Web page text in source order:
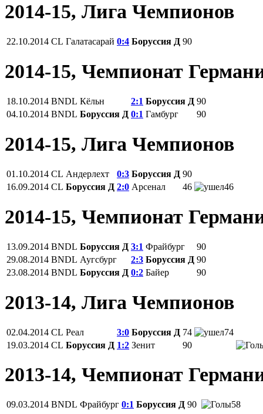
2014-15, Лига Чемпионов
22.10.2014 CL Галатасарай 0:4 Боруссия Д 90
2014-15, Чемпионат
18.10.2014 BNDL Кёльн 2:1 Боруссия Д 90
04.10.2014 BNDL Боруссия Д 0:1 Гамбург 90
2014-15, Лига Чемпионов
01.10.2014 CL Андерлехт 0:3 Боруссия Д 90
16.09.2014 CL Боруссия Д 2:0 Арсенал 46 46
2014-15, Чемпионат
13.09.2014 BNDL Боруссия Д 3:1 Фрайбург
90
29.08.2014 BNDL Аугсбург 2:3 Боруссия Д 90
23.08.2014 BNDL Боруссия Д 0:2 Байер 90
2013-14, Лига Чемпионов
02.04.2014 CL Реал 3:0 Боруссия Д 74
74
19.03.2014 CL Боруссия Д 1:2 Зенит 90
2013-14, Чемпионат
09.03.2014 BNDL Фрайбург 0:1 Боруссия Д 90 58